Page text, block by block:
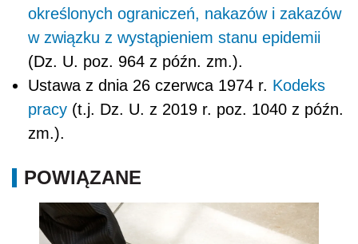
określonych ograniczeń, nakazów i zakazów
w związku z wystąpieniem stanu epidemii
(Dz. U. poz. 964 z późn. zm.).
Ustawa z dnia 26 czerwca 1974 r. Kodeks
pracy (t.j. Dz. U. z 2019 r. poz. 1040 z późn.
zm.).
POWIĄZANE